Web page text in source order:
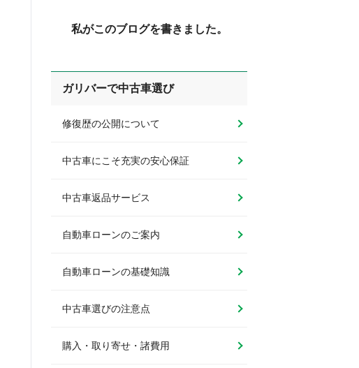
私がこのブログを書きました。
ガリバーで中古車選び
修復歴の公開について
中古車にこそ充実の安心保証
中古車返品サービス
自動車ローンのご案内
自動車ローンの基礎知識
中古車選びの注意点
購入・取り寄せ・諸費用